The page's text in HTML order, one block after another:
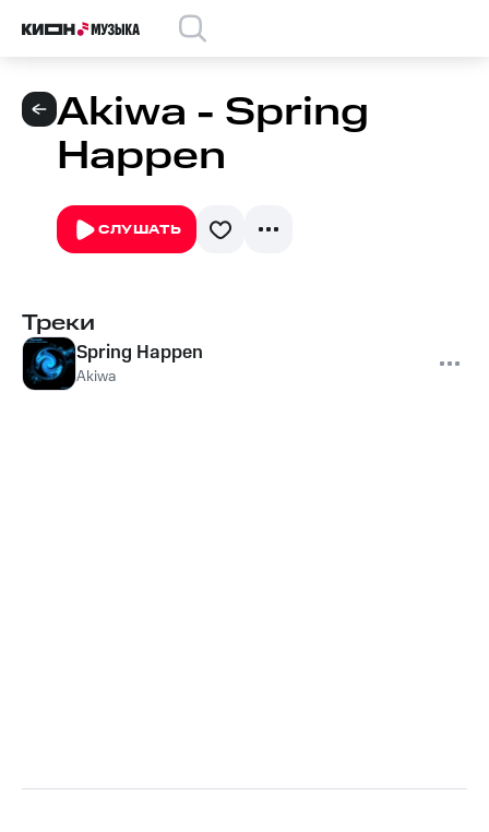
Akiwa - Spring
Happen
СЛУШАТЬ
Треки
Spring Happen
Akiwa